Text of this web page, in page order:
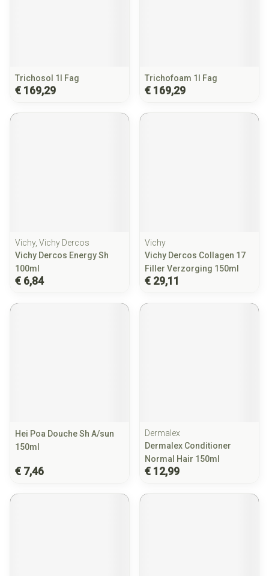
Trichosol 1l Fag
€ 169,29
Trichofoam 1l Fag
€ 169,29
Vichy, Vichy Dercos
Vichy Dercos Energy Sh
100ml
€ 6,84
Vichy
Vichy Dercos Collagen 17
Filler Verzorging 150ml
€ 29,11
Hei Poa Douche Sh A/sun
150ml
€ 7,46
Dermalex
Dermalex Conditioner
Normal Hair 150ml
€ 12,99